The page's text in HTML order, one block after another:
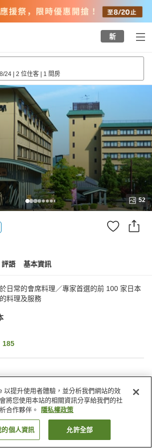
新
24 | 2 位住客 | 1 間房
52
評語 基本資訊
日常的會席料理／專家首選的前 100 家日本
料理及服務
185
三溫暖
休息室
找客房
以提升使用者體驗，並分析我們網站的效
將您使用本站的相關資訊分享給我們的社
合作夥伴。
隱私權政策
個人資訊 允許全部